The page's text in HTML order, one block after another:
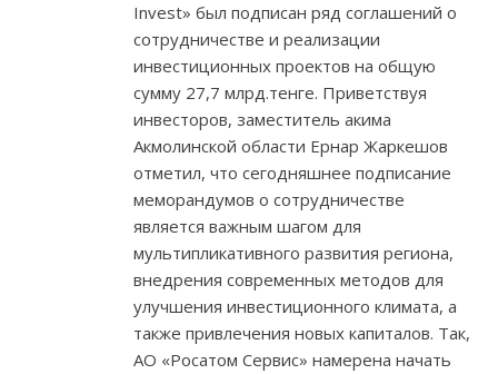
Invest» был подписан ряд соглашений о
сотрудничестве и реализации
инвестиционных проектов на общую
сумму 27,7 млрд.тенге. Приветствуя
инвесторов, заместитель акима
Акмолинской области Ернар Жаркешов
отметил, что сегодняшнее подписание
меморандумов о сотрудничестве
является важным шагом для
мультипликативного развития региона,
внедрения современных методов для
улучшения инвестиционного климата, а
также привлечения новых капиталов. Так,
АО «Росатом Сервис» намерена начать